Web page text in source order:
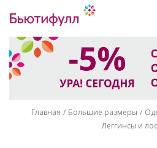
Главная Большие размеры
Леггинсы и